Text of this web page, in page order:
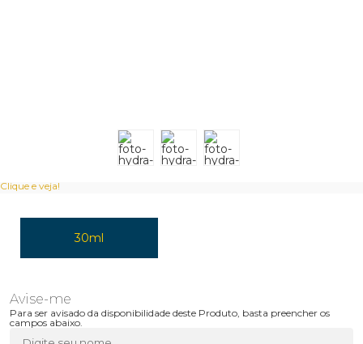
Clique e veja!
30ml
Para ser avisado da disponibilidade deste Produto, basta preencher os
campos abaixo.